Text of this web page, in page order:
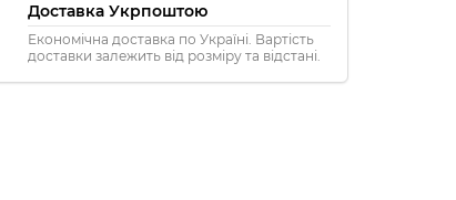
Доставка Укрпоштою
Економічна доставка по Україні. Вартість
доставки залежить від розміру та відстані.